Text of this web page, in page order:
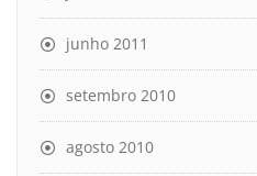
junho 2011
setembro 2010
agosto 2010